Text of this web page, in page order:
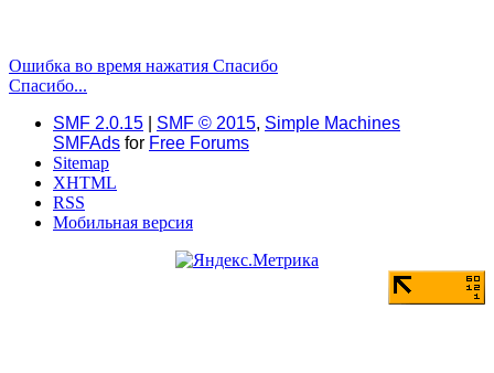
Ошибка во время нажатия Спасибо
Спасибо...
SMF 2.0.15
SMF © 2015, Simple Machines
SMFAds for Free Forums
Sitemap
XHTML
RSS
Мобильная версия